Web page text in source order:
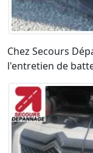
Chez Secours
l'entretien de